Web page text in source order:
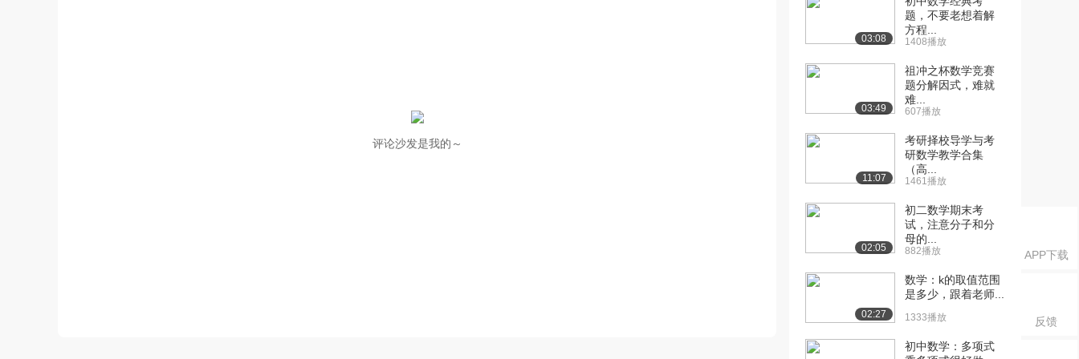
APP下载
反馈
评论沙发是我的～
03:08
题，不要老想着解
方程...
1408播放
03:49
祖冲之杯数学竞赛
题分解因式，难就
难...
607播放
11:07
考研择校导学与考
研数学教学合集
（高...
1461播放
02:05
初二数学期末考
试，注意分子和分
母的...
882播放
02:27
数学：k的取值范围
是多少，跟着老师...
1333播放
初中数学：多项式